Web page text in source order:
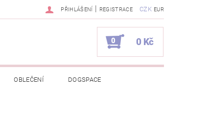
CZK EUR
PŘIHLÁŠENÍ | REGISTRACE
0 0 Kč
OBLEČENÍ DOGSPACE
Z BÉBÉ-JOU